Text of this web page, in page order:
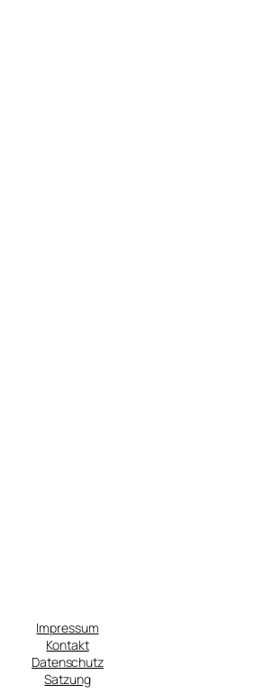
Impressum
Kontakt
Datenschutz
Satzung